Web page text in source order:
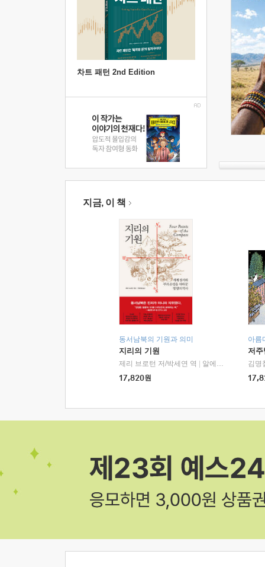
차트 패턴 2nd Edition
지금, 이 책
동서남북의 기원과 의미
지리의 기원
제리 브로턴 저/박세연 역
알에이치코리아(RHK)
17,820원
아름
저
김명